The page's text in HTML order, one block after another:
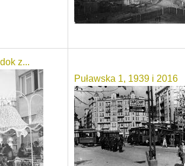
z...
Puławska 1, 1939 i 2016